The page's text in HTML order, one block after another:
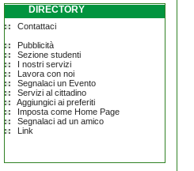
DIRECTORY
Contattaci
Pubblicità
Sezione studenti
I nostri servizi
Lavora con noi
Segnalaci un Evento
Servizi al cittadino
Aggiungici ai preferiti
Imposta come Home Page
Segnalaci ad un amico
Link